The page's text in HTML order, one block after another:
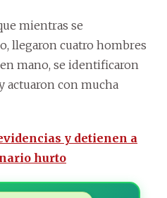
mientras se
llegaron cuatro hombres
mano, se identificaron
actuaron con mucha
y detienen a
hurto